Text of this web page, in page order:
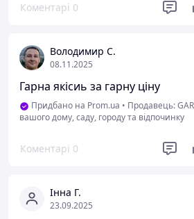
Коментарі 0
Володимир С.
08.11.2025
Гарна якісиь за гарну ціну
Придбано на Prom.ua • Продавець:
вашого дому, саду, городу та відпочинку
Коментарі 0
Інна Г.
23.09.2025